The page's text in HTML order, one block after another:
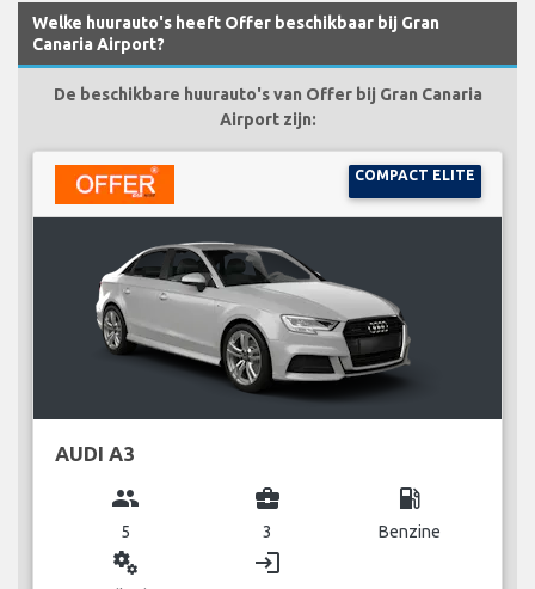
Welke huurauto's heeft Offer beschikbaar bij Gran
Canaria Airport?
De beschikbare huurauto's van Offer bij Gran Canaria
Airport zijn:
COMPACT ELITE
AUDI A3
group
5
business_center
3
local_gas_station
Benzine
miscellaneous_services login